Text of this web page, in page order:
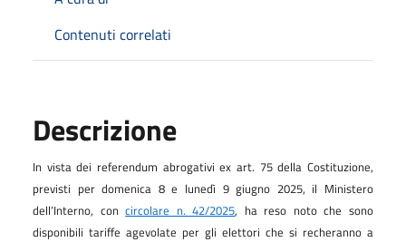
Contenuti correlati
Descrizione
In vista dei referendum abrogativi ex art. 75 della Costituzione,
previsti per domenica 8 e lunedì 9 giugno 2025, il Ministero
dell’Interno, concircolare n. 42/2025, ha reso noto che sono
disponibili tariffe agevolate per gli elettori che si recheranno a